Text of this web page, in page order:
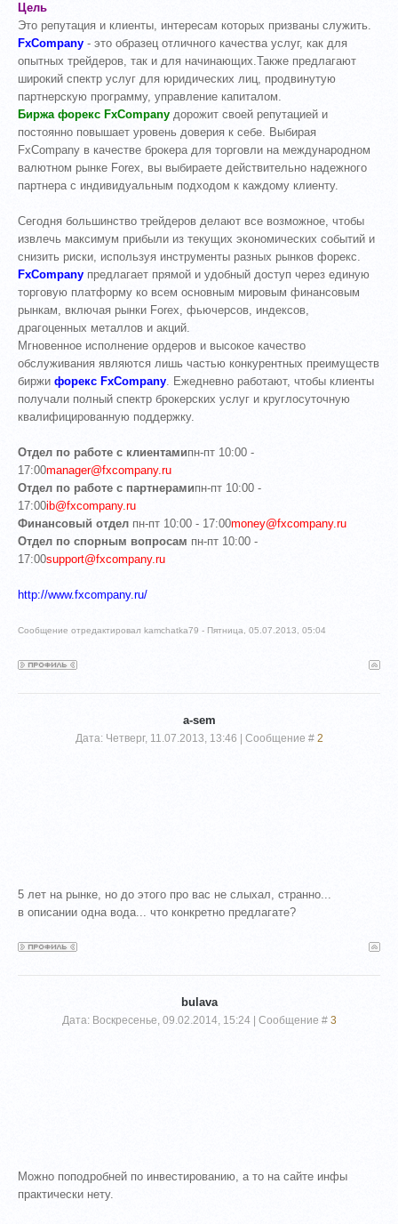
Цель
Это репутация и клиенты, интересам которых призваны служить.
FxCompany - это образец отличного качества услуг, как для
опытных трейдеров, так и для начинающих.Также предлагают
широкий спектр услуг для юридических лиц, продвинутую
партнерскую программу, управление капиталом.
Биржа форекс FxCompany дорожит своей репутацией и
постоянно повышает уровень доверия к себе. Выбирая
FxCompany в качестве брокера для торговли на международном
валютном рынке Forex, вы выбираете действительно надежного
партнера с индивидуальным подходом к каждому клиенту.
Сегодня большинство трейдеров делают все возможное, чтобы
извлечь максимум прибыли из текущих экономических событий и
снизить риски, используя инструменты разных рынков форекс.
FxCompany предлагает прямой и удобный доступ через единую
торговую платформу ко всем основным мировым финансовым
рынкам, включая рынки Forex, фьючерсов, индексов,
драгоценных металлов и акций.
Мгновенное исполнение ордеров и высокое качество
обслуживания являются лишь частью конкурентных преимуществ
биржифорекс FxCompany. Ежедневно работают, чтобы клиенты
получали полный спектр брокерских услуг и круглосуточную
квалифицированную поддержку.
Отдел по работе с клиентамипн-пт 10:00 -
17:00manager@fxcompany.ru
Отдел по работе с партнерамипн-пт 10:00 -
17:00ib@fxcompany.ru
Финансовый отдел пн-пт 10:00 - 17:00money@fxcompany.ru
Отдел по спорным вопросам пн-пт 10:00 -
17:00support@fxcompany.ru
http://www.fxcompany.ru/
Сообщение отредактировалkamchatka79 - Пятница, 05.07.2013, 05:04
a-sem
Дата: Четверг, 11.07.2013, 13:46 | Сообщение # 2
5 лет на рынке, но до этого про вас не слыхал, странно...
в описании одна вода... что конкретно предлагате?
bulava
Дата: Воскресенье, 09.02.2014, 15:24 | Сообщение # 3
Можно поподробней по инвестированию, а то на сайте инфы
практически нету.